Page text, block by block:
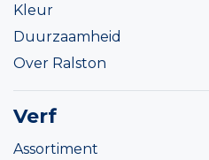
Kleur
Duurzaamheid
Over Ralston
Verf
Assortiment